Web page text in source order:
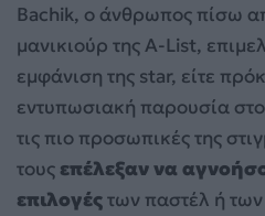
Bachik, ο άνθρωπος πίσω
μανικιούρ της A-List,
εμφάνιση της star, είτε
εντυπωσιακή παρουσία στο
τις πιο προσωπικές της
τους επέλεξαν να
επιλογέςτων παστέλ ή